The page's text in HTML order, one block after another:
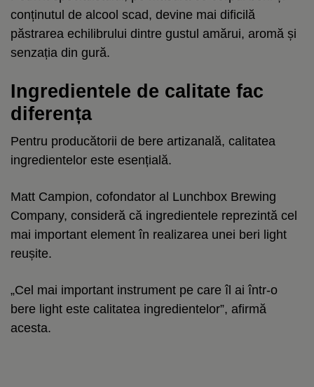
conținutul de alcool scad, devine mai dificilă
păstrarea echilibrului dintre gustul amărui, aromă și
senzația din gură.
Ingredientele de calitate fac
diferența
Pentru producătorii de bere artizanală, calitatea
ingredientelor este esențială.
Matt Campion, cofondator al Lunchbox Brewing
Company, consideră că ingredientele reprezintă cel
mai important element în realizarea unei beri light
reușite.
„Cel mai important instrument pe care îl ai într-o
bere light este calitatea ingredientelor”, afirmă
acesta.